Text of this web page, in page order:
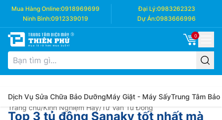
Mua Hàng Online:0918969699 Đại Lý:0983262323
Ninh Bình:0912339019 Dự Án:0983666996
0
Dịch Vụ Sửa Chữa Bảo DưỡngMáy Giặt - Máy SấyTrung Tâm Bảo
Trang chủ/Kinh Nghiệm Hay/Tư Vấn Tủ Đông
Top 3 tủ đông Sanaky tốt nhất mà